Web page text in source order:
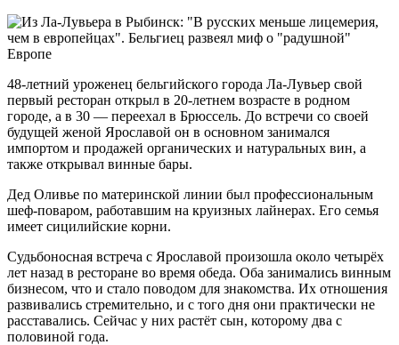
48-летний уроженец бельгийского города Ла-Лувьер свой
первый ресторан открыл в 20-летнем возрасте в родном
городе, а в 30 — переехал в Брюссель. До встречи со своей
будущей женой Ярославой он в основном занимался
импортом и продажей органических и натуральных вин, а
также открывал винные бары.
Дед Оливье по материнской линии был профессиональным
шеф-поваром, работавшим на круизных лайнерах. Его семья
имеет сицилийские корни.
Судьбоносная встреча с Ярославой произошла около четырёх
лет назад в ресторане во время обеда. Оба занимались винным
бизнесом, что и стало поводом для знакомства. Их отношения
развивались стремительно, и с того дня они практически не
расставались. Сейчас у них растёт сын, которому два с
половиной года.